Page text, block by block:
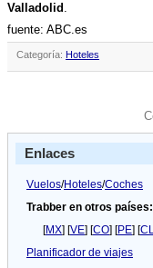
Valladolid .
fuente: ABC.es
Categoría: Hoteles
Enlaces
Vuelos/Hoteles/Coches
Trabber en otros países:
[MX] [VE] [CO] [PE] [
Planificador de viajes